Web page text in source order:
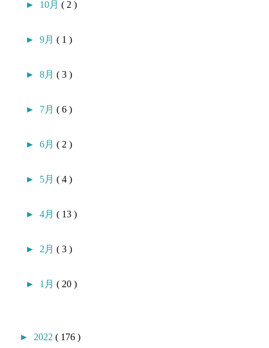
► 10月( 2 )
►9月( 1 )
►8月( 3 )
► 7月( 6 )
►6月( 2 )
► 5月( 4 )
►4月( 13 )
► 2月( 3 )
► 1月( 20 )
► 2022( 176 )